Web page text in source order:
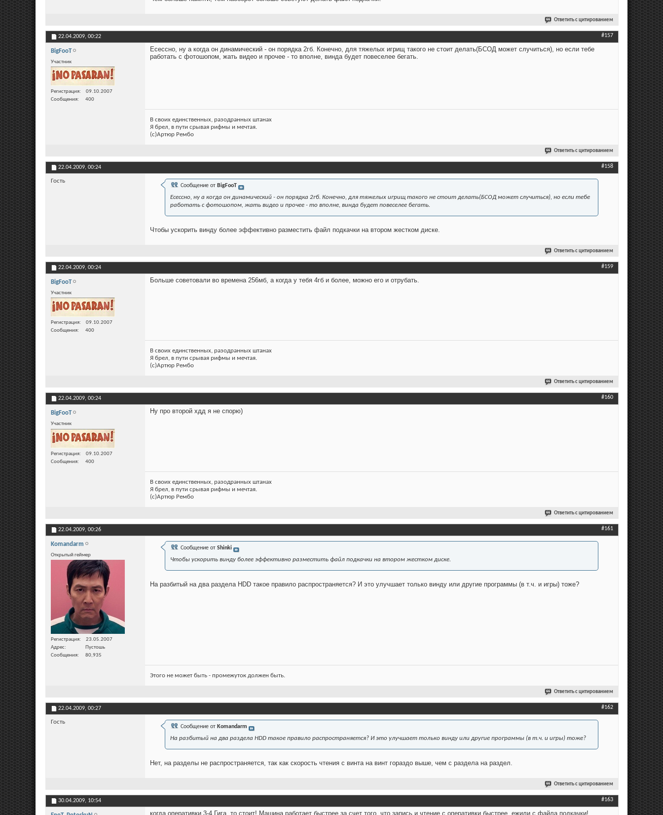
Ответить с цитированием
22.04.2009, 00:22 #157
BigFooT
Участник
Регистрация
09.10.2007
Сообщения
400
Есессно, ну а когда он динамический - он порядка 2гб. Конечно, для тяжелых игрищ такого не стоит делать(БСОД может случиться), но если тебе
работать с фотошопом, жать видео и прочее - то вполне, винда будет повеселее бегать.
В своих единственных, разодранных штанах
Я брел, в пути срывая рифмы и мечтая.
(c)Артюр Рембо
Ответить с цитированием
22.04.2009, 00:24 #158
Гость
Сообщение от BigFooT
Есессно, ну а когда он динамический - он порядка 2гб. Конечно, для тяжелых игрищ такого не стоит делать(БСОД может случиться), но если тебе
работать с фотошопом, жать видео и прочее - то вполне, винда будет повеселее бегать.
Чтобы ускорить винду более эффективно разместить файл подкачки на втором жестком диске.
Ответить с цитированием
22.04.2009, 00:24 #159
BigFooT
Участник
Регистрация
09.10.2007
Сообщения
400
Больше советовали во времена 256мб, а когда у тебя 4гб и более, можно его и отрубать.
В своих единственных, разодранных штанах
Я брел, в пути срывая рифмы и мечтая.
(c)Артюр Рембо
Ответить с цитированием
22.04.2009, 00:24 #160
BigFooT
Участник
Регистрация
09.10.2007
Сообщения
400
Ну про второй хдд я не спорю)
В своих единственных, разодранных штанах
Я брел, в пути срывая рифмы и мечтая.
(c)Артюр Рембо
Ответить с цитированием
22.04.2009, 00:26 #161
Komandarm
Открытый геймер
Регистрация
23.05.2007
Адрес
Пустошь
Сообщения
80,935
Сообщение от Shinki
Чтобы ускорить винду более эффективно разместить файл подкачки на втором жестком диске.
На разбитый на два раздела HDD такое правило распространяется? И это улучшает только винду или другие программы (в т.ч. и игры) тоже?
Этого не может быть - промежуток должен быть.
Ответить с цитированием
22.04.2009, 00:27 #162
Гость
Сообщение от Komandarm
На разбитый на два раздела HDD такое правило распространяется? И это улучшает только винду или другие программы (в т.ч. и игры) тоже?
Нет, на разделы не распространяется, так как скорость чтения с винта на винт гораздо выше, чем с раздела на раздел.
Ответить с цитированием
30.04.2009, 10:54 #163
когда оперативки 3-4 Гига, то стоит! Машина работает быстрее за счет того, что запись и чтение с оперативки быстрее, ежили с файла подкачки!